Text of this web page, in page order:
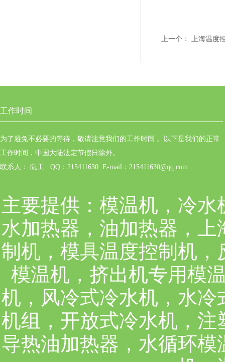
上一个： 上海温度
工作时间
为了避免不必要的等待，敬请注意我们的工作时间 。以下是我们的正常
工作时间，中国大陆法定节假日除外。
联系人： 阮工 QQ：215411630 E-mail：215411630@qq.com
主要提供： 模温机，冷水
水加热器，油加热器，
制机，模具温度控制机
模温机，挤出机专用模
机，风冷式冷水机，水
机组，开放式冷水机，
导热油加热器，水循环